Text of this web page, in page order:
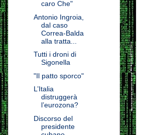
caro Che"
Antonio Ingroia,
dal caso
Correa-Balda
alla tratta...
Tutti i droni di
Sigonella
"Il patto sporco"
L’Italia
distruggerà
l’eurozona?
Discorso del
presidente